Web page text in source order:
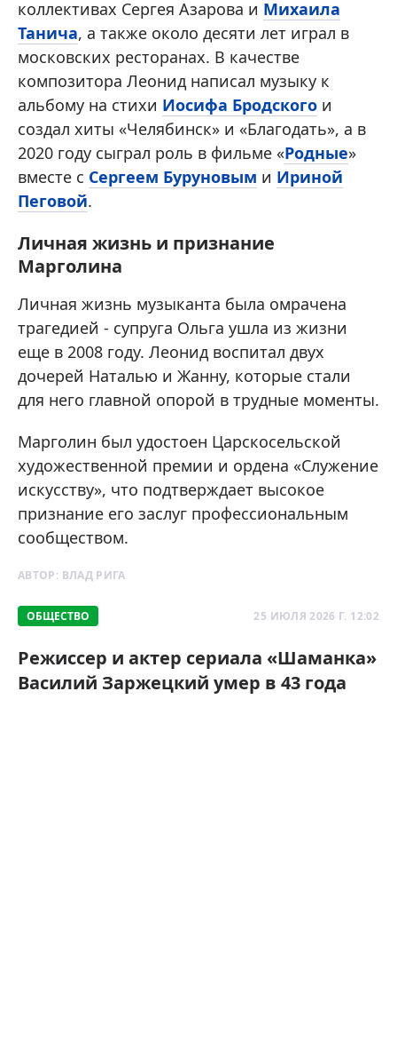
коллективах Сергея Азарова и Михаила
Танича, а также около десяти лет играл в
московских ресторанах. В качестве
композитора Леонид написал музыку к
альбому на стихи Иосифа Бродского и
создал хиты «Челябинск» и «Благодать», а в
2020 году сыграл роль в фильме «Родные»
вместе с Сергеем Буруновым и Ириной
Пеговой.
Личная жизнь и признание
Марголина
Личная жизнь музыканта была омрачена
трагедией - супруга Ольга ушла из жизни
еще в 2008 году. Леонид воспитал двух
дочерей Наталью и Жанну, которые стали
для него главной опорой в трудные моменты.
Марголин был удостоен Царскосельской
художественной премии и ордена «Служение
искусству», что подтверждает высокое
признание его заслуг профессиональным
сообществом.
АВТОР: ВЛАД РИГА
ОБЩЕСТВО 25 ИЮЛЯ 2026 Г. 12:02
Режиссер и актер сериала «Шаманка»
Василий Заржецкий умер в 43 года